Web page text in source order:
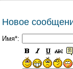
Новое
Имя*: